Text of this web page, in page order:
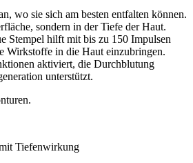
wo sie sich am besten entfalten können.
sondern in der Tiefe der Haut.
Stempel hilft mit bis zu 150 Impulsen
Wirkstoffe in die Haut einzubringen.
aktiviert, die Durchblutung
unterstützt.
Tiefenwirkung